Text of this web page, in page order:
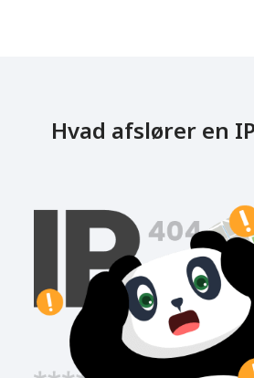
Hvad afslører en